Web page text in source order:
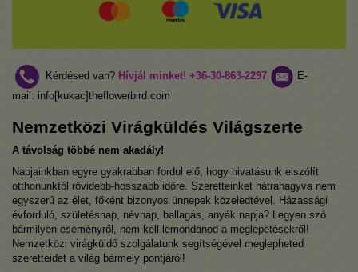
Kérdésed van? Hívjál minket! +36-30-863-2297
E-
mail: info[kukac]theflowerbird.com
Nemzetközi Virágküldés Világszerte
A távolság többé nem akadály!
Napjainkban egyre gyakrabban fordul elő, hogy hivatásunk elszólít
otthonunktól rövidebb-hosszabb időre. Szeretteinket hátrahagyva nem
egyszerű az élet, főként bizonyos ünnepek közeledtével. Házassági
évforduló, születésnap, névnap, ballagás, anyák napja? Legyen szó
bármilyen eseményről, nem kell lemondanod a meglepetésekről!
Nemzetközi virágküldő szolgálatunk segítségével meglepheted
szeretteidet a világ bármely pontjáról!